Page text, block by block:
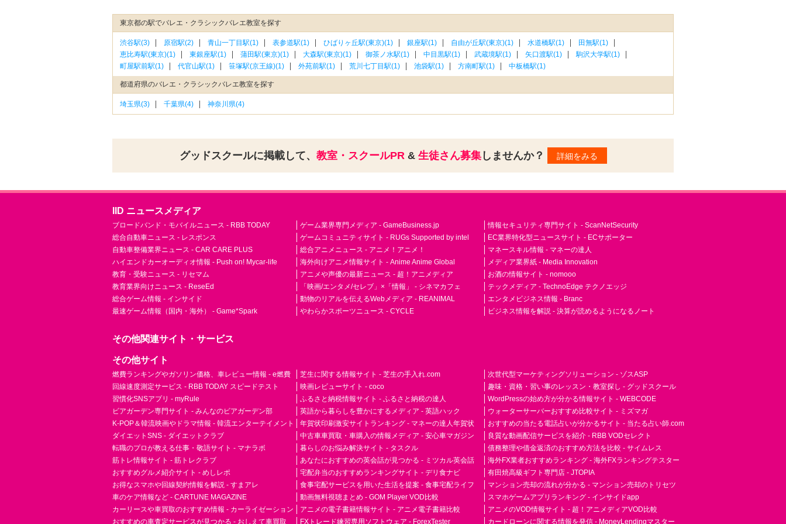
東京都の駅でバレエ・クラシックバレエ教室を探す
渋谷駅(3) 原宿駅(2) 青山一丁目駅(1) 表参道駅(1) ひばりヶ丘駅(東京)(1) 銀座駅(1) 自由が丘駅(東京)(1) 水道橋駅(1)
田無駅(1)
恵比寿駅(東京)(1)
東銀座駅(1) 蒲田駅(東京)(1) 大森駅(東京)(1) 御茶ノ水駅(1) 中目黒駅(1) 武蔵境駅(1) 矢口渡駅(1)
駒沢大学駅(1)
町屋駅前駅(1)
代官山駅(1) 笹塚駅(京王線)(1) 外苑前駅(1) 荒川七丁目駅(1) 池袋駅(1) 方南町駅(1) 中板橋駅(1)
都道府県のバレエ・クラシックバレエ教室を探す
埼玉県(3) 千葉県(4) 神奈川県(4)
グッドスクールに掲載して、 教室・スクールPR& 生徒さん募集しませんか？ 詳細をみる
IID ニュースメディア
ブロードバンド・モバイルニュース - RBB TODAY
総合自動車ニュース - レスポンス
自動車整備業界ニュース - CAR CARE PLUS
ハイエンドカーオーディオ情報 - Push on! Mycar-life
教育・受験ニュース - リセマム
教育業界向けニュース - ReseEd
総合ゲーム情報 - インサイド
最速ゲーム情報（国内・海外） - Game*Spark
ゲーム業界専門メディア - GameBusiness.jp
ゲームコミュニティサイト - RUGs Supported by intel
総合アニメニュース - アニメ！アニメ！
海外向けアニメ情報サイト - Anime Anime Global
アニメや声優の最新ニュース - 超！アニメディア
「映画/エンタメ/セレブ」×「情報」 - シネマカフェ
動物のリアルを伝えるWebメディア - REANIMAL
やわらかスポーツニュース - CYCLE
情報セキュリティ専門サイト - ScanNetSecurity
EC業界特化型ニュースサイト - ECサポーター
マネースキル情報 - マネーの達人
メディア業界紙 - Media Innovation
お酒の情報サイト - nomooo
テックメディア - TechnoEdge テクノエッジ
エンタメビジネス情報 - Branc
ビジネス情報を解説 - 決算が読めるようになるノート
その他関連サイト・サービス
その他サイト
燃費ランキングやガソリン価格、車レビュー情報 - e燃費
回線速度測定サービス - RBB TODAY スピードテスト
習慣化SNSアプリ - myRule
ビアガーデン専門サイト - みんなのビアガーデン部
K-POP＆韓流映画やドラマ情報 - 韓流エンターテイメント
ダイエットSNS - ダイエットクラブ
転職のプロが教える仕事・敬語サイト - マナラボ
筋トレ情報サイト - 筋トレクラブ
おすすめグルメ紹介サイト - めしレポ
お得なスマホや回線契約情報を解説 - すまアレ
車のケア情報など - CARTUNE MAGAZINE
カーリースや車買取のおすすめ情報 - カーライゼーション
おすすめの車査定サービスが見つかる - おしえて車買取
芝生に関する情報サイト - 芝生の手入れ.com
映画レビューサイト - coco
ふるさと納税情報サイト - ふるさと納税の達人
英語から暮らしを豊かにするメディア - 英語ハック
年賀状印刷激安サイトランキング - マネーの達人年賀状
中古車車買取・車購入の情報メディア - 安心車マガジン
暮らしのお悩み解決サイト - タスクル
あなたにおすすめの英会話が見つかる - ミツカル英会話
宅配弁当のおすすめランキングサイト - デリ食ナビ
食事宅配サービスを用いた生活を提案 - 食事宅配ライフ
動画無料視聴まとめ - GOM Player VOD比較
アニメの電子書籍情報サイト - アニメ電子書籍比較
FXトレード練習専用ソフトウェア - ForexTester
次世代型マーケティングソリューション - ゾスASP
趣味・資格・習い事のレッスン・教室探し - グッドスクール
WordPressの始め方が分かる情報サイト - WEBCODE
ウォーターサーバーおすすめ比較サイト - ミズマガ
おすすめの当たる電話占いが分かるサイト - 当たる占い師.com
良質な動画配信サービスを紹介 - RBB VODセレクト
債務整理や借金返済のおすすめ方法を比較 - サイムレス
海外FX業者おすすめランキング - 海外FXランキングテスター
有田焼高級ギフト専門店 - JTOPIA
マンション売却の流れが分かる - マンション売却のトリセツ
スマホゲームアプリランキング - インサイドapp
アニメのVOD情報サイト - 超！アニメディアVOD比較
カードローンに関する情報を発信 - MoneyLendingマスター